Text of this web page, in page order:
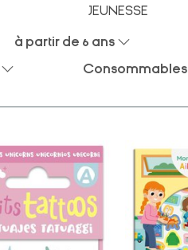
JEUNESSE
à partir de 6 ans
Consommables